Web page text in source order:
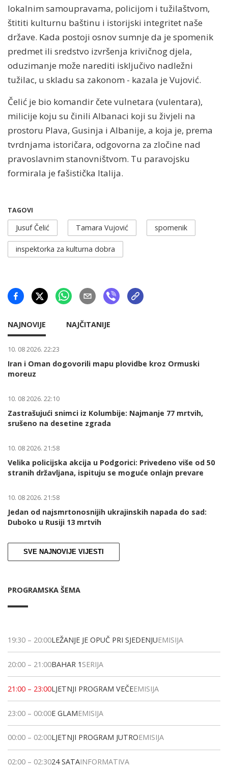
lokalnim samoupravama, policijom i tužilaštvom,
štititi kulturnu baštinu i istorijski integritet naše
države. Kada postoji osnov sumnje da je spomenik
predmet ili sredstvo izvršenja krivičnog djela,
oduzimanje može narediti isključivo nadležni
tužilac, u skladu sa zakonom - kazala je Vujović.
Čelić je bio komandir čete vulnetara (vulentara),
milicije koju su činili Albanaci koji su živjeli na
prostoru Plava, Gusinja i Albanije, a koja je, prema
tvrdnjama istoričara, odgovorna za zločine nad
pravoslavnim stanovništvom. Tu paravojsku
formirala je fašistička Italija.
TAGOVI
Jusuf Čelić Tamara Vujović spomenik
inspektorka za kulturna dobra
NAJNOVIJE NAJČITANIJE
10. 08 2026. 22:23
Iran i Oman dogovorili mapu plovidbe kroz Ormuski
moreuz
10. 08 2026. 22:10
Zastrašujući snimci iz Kolumbije: Najmanje 77 mrtvih,
srušeno na desetine zgrada
10. 08 2026. 21:58
Velika policijska akcija u Podgorici: Privedeno više od 50
stranih državljana, ispituju se moguće onlajn prevare
10. 08 2026. 21:58
Jedan od najsmrtonosnijih ukrajinskih napada do sad:
Duboko u Rusiji 13 mrtvih
SVE NAJNOVIJE VIJESTI
PROGRAMSKA ŠEMA
19:30 – 20:00LEŽANJE JE OPUČ PRI SJEDENJUEMISIJA
20:00 – 21:00BAHAR 1 SERIJA
21:00 – 23:00LJETNJI PROGRAM VEČEEMISIJA
23:00 – 00:00E GLAMEMISIJA
00:00 – 02:00LJETNJI PROGRAM JUTROEMISIJA
02:00 – 02:3024 SATAINFORMATIVA